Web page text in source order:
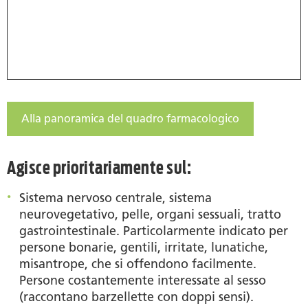
Alla panoramica del quadro farmacologico
Agisce prioritariamente sul:
Sistema nervoso centrale, sistema
neurovegetativo, pelle, organi sessuali, tratto
gastrointestinale. Particolarmente indicato per
persone bonarie, gentili, irritate, lunatiche,
misantrope, che si offendono facilmente.
Persone costantemente interessate al sesso
(raccontano barzellette con doppi sensi).